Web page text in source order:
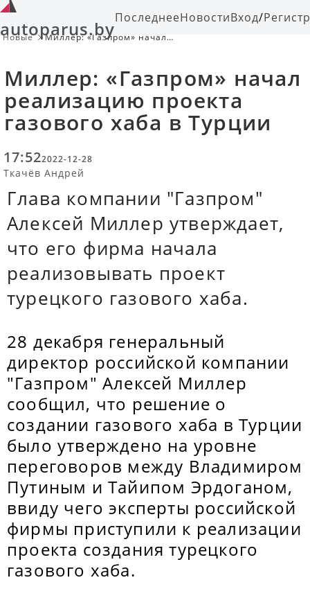
autoparus.byПоследнееНовостиВход/
Новые
Миллер: «Газпром» начал
Миллер: «Газпром» начал
реализацию проекта
газового хаба в Турции
17:522022-12-28
Ткачёв Андрей
Глава компании "Газпром"
Алексей Миллер утверждает,
что его фирма начала
реализовывать проект
турецкого газового хаба.
28 декабря генеральный
директор российской компании
"Газпром" Алексей Миллер
сообщил, что решение о
создании газового хаба в Турции
было утверждено на уровне
переговоров между Владимиром
Путиным и Тайипом Эрдоганом,
ввиду чего эксперты российской
фирмы приступили к реализации
проекта создания турецкого
газового хаба.